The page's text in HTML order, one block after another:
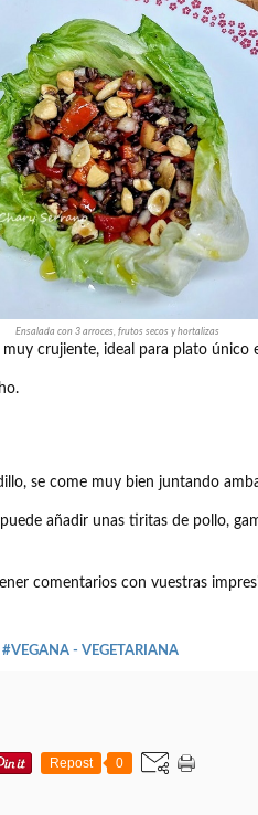
Ensalada con 3 arroces, frutos secos y hortalizas
crujiente, ideal para plato único
se come muy bien juntando
añadir unas tiritas de pollo,
comentarios con vuestras
#VEGANA - VEGETARIANA
Repost 0